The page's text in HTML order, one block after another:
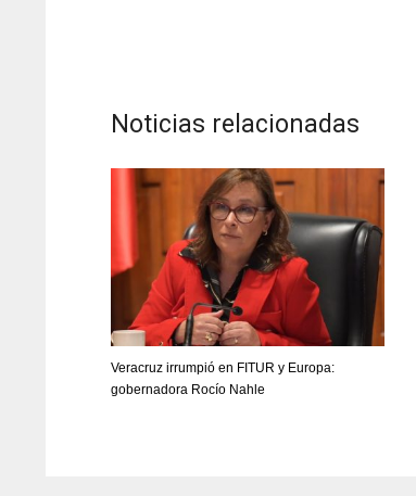
Noticias relacionadas
Veracruz irrumpió en FITUR y Europa:
gobernadora Rocío Nahle